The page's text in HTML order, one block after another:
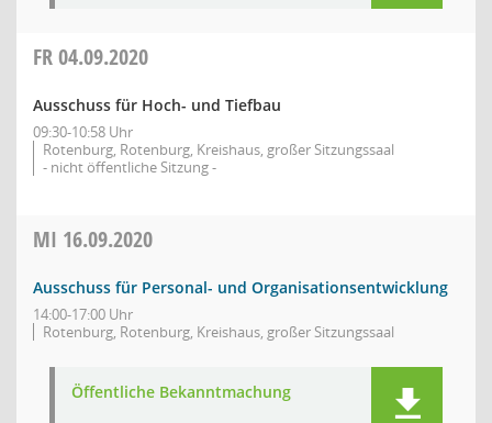
FR04.09.2020
Ausschuss für Hoch- und Tiefbau
09:30-10:58 Uhr
Rotenburg, Rotenburg, Kreishaus, großer Sitzungssaal
- nicht öffentliche Sitzung -
MI 16.09.2020
Ausschuss für Personal- und Organisationsentwicklung
14:00-17:00 Uhr
Rotenburg, Rotenburg, Kreishaus, großer Sitzungssaal
Öffentliche Bekanntmachung